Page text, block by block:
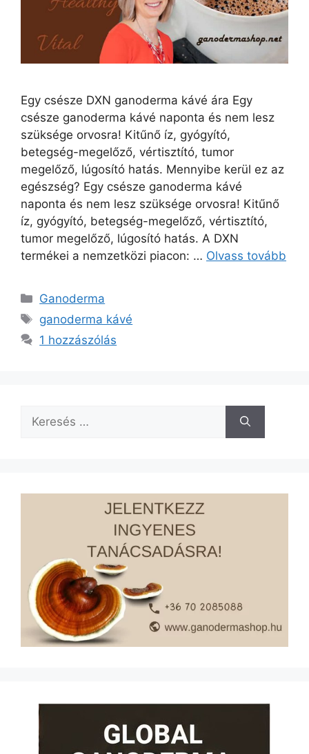
Egy csésze DXN ganoderma kávé ára Egy
csésze ganoderma kávé naponta és nem lesz
szüksége orvosra! Kitűnő íz, gyógyító,
betegség-megelőző, vértisztító, tumor
megelőző, lúgosító hatás. Mennyibe kerül ez az
egészség? Egy csésze ganoderma kávé
naponta és nem lesz szüksége orvosra! Kitűnő
íz, gyógyító, betegség-megelőző, vértisztító,
tumor megelőző, lúgosító hatás. A DXN
termékei a nemzetközi piacon: … Olvass tovább
Kategória
Ganoderma
Címkék
ganoderma kávé
1 hozzászólás
Keresés: